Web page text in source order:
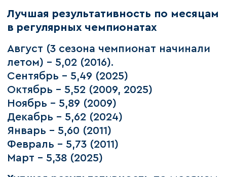
Лучшая результативность по месяцам
в регулярных чемпионатах
Август (3 сезона чемпионат начинали
летом) – 5,02 (2016).
Сентябрь – 5,49 (2025)
Октябрь – 5,52 (2009, 2025)
Ноябрь – 5,89 (2009)
Декабрь – 5,62 (2024)
Январь – 5,60 (2011)
Февраль – 5,73 (2011)
Март – 5,38 (2025)